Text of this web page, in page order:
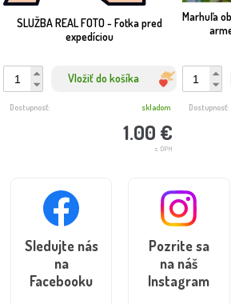
SLUŽBA REAL FOTO - Fotka pred
expedíciou
Vložiť do košíka
1.00 €
s DPH
Dostupnosť: skladom
Marhuľa
Dostupnosť:
Sledujte nás
na
Facebooku
Pozrite sa
na náš
Instagram